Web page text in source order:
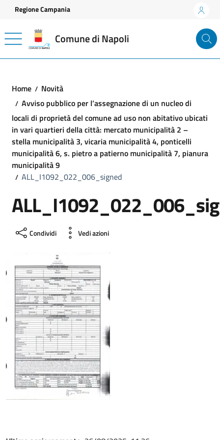
Vai ai contenuti
Vai al footer
Regione Campania
Comune di Napoli
Home
Novità
Avviso pubblico per l’assegnazione di un nucleo di
locali di proprietà del comune ad uso non abitativo ubicati
in vari quartieri della città: mercato municipalità 2 –
stella municipalità 3, vicaria municipalità 4, ponticelli
municipalità 6, s. pietro a patierno municipalità 7, pianura
municipalità 9
ALL_I1092_022_006_signed
Condividi Vedi azioni